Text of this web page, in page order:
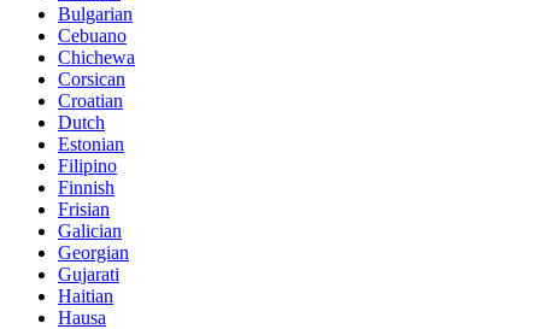
Bulgarian
Cebuano
Chichewa
Corsican
Croatian
Dutch
Estonian
Filipino
Finnish
Frisian
Galician
Georgian
Gujarati
Haitian
Hausa